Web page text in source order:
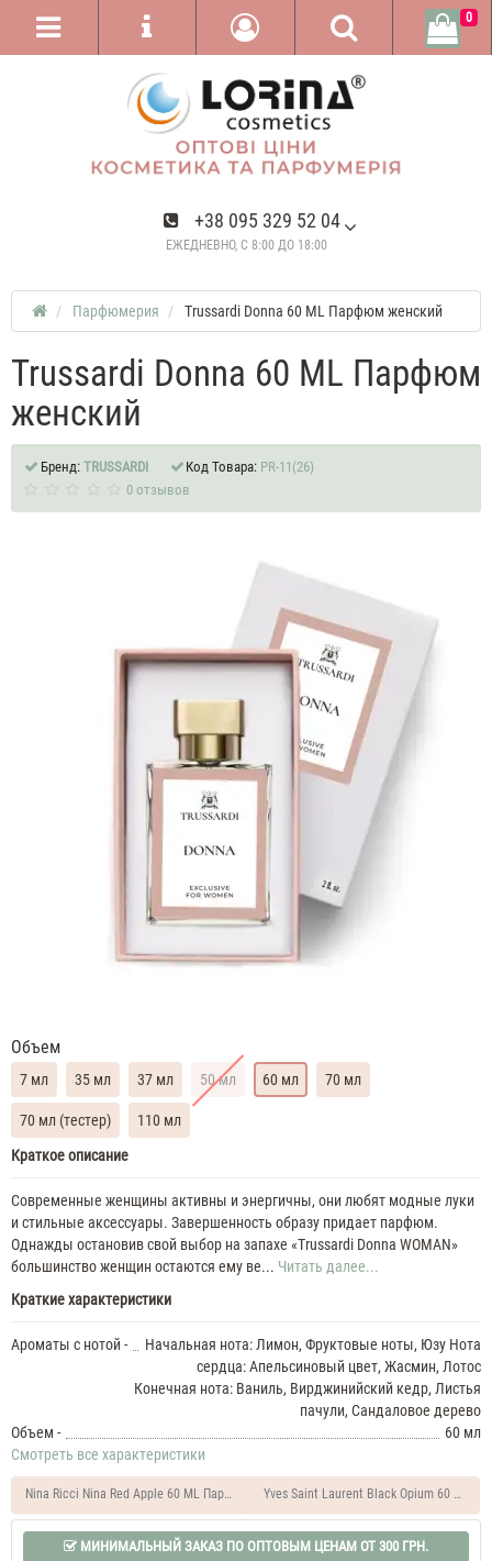
+38 095 329 52 04
ЕЖЕДНЕВНО, С 8:00 ДО 18:00
0
Парфюмерия Trussardi Donna 60 ML Парфюм женский
Trussardi Donna 60 ML Парфюм
женский
Бренд: TRUSSARDI Код Товара: PR-11(26)
0 отзывов
Объем
7 мл 35 мл 37 мл 50 мл 60 мл 70 мл
70 мл (тестер)
110 мл
Trussardi
Духи
женские
масляные
7
Donna
ML
37
ML
Духи
Trussardi
Краткое описание
Современные женщины активны и энергичны, они любят модные луки
и стильные аксессуары. Завершенность образу придает парфюм.
Однажды остановив свой выбор на запахе «Trussardi Donna WOMAN»
большинство женщин остаются ему ве... Читать далее...
Краткие характеристики
Ароматы с нотой -
Начальная нота: Лимон, Фруктовые ноты, Юзу Нота
сердца: Апельсиновый цвет, Жасмин, Лотос
Конечная нота: Ваниль, Вирджинийский кедр, Листья
пачули, Сандаловое дерево
Объем -
60 мл
Смотреть все характеристики
Nina Ricci Nina Red Apple 60 ML Парфюм женскийYves Saint Laurent Black Opium 60 ML
МИНИМАЛЬНЫЙ ЗАКАЗ ПО ОПТОВЫМ ЦЕНАМ ОТ 300 ГРН.